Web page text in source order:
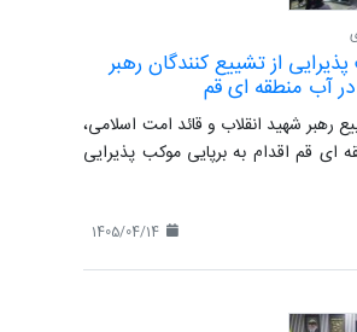
از تشییع کنندگان رهبر
آب منطقه ای قم
رهبر شهید انقلاب و قائد امت اسلامی،
ای قم اقدام به برپایی موکب پذیرایی